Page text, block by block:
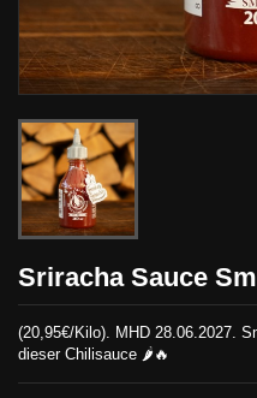
Sriracha Sauce
(20,95€/Kilo). MHD 28.06.2027.
dieser Chilisauce 🌶️🔥